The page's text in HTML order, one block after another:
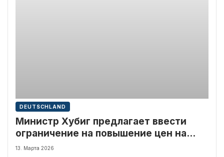
DEUTSCHLAND
Министр Хубиг предлагает ввести
ограничение на повышение цен на
бензин минимум на год
13. Марта 2026